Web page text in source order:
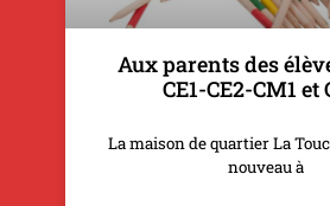
Aux parents des
CE1-CE2-CM1 et
La maison de quartier La
nouveau à